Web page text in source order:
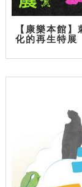
【康樂本館
化的再生特展